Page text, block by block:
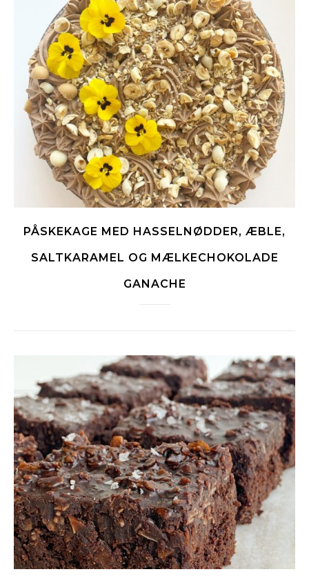
PÅSKEKAGE MED HASSELNØDDER, ÆBLE,
SALTKARAMEL OG MÆLKECHOKOLADE
GANACHE